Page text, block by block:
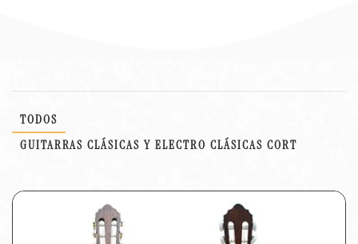
TODOS
GUITARRAS CLÁSICAS Y ELECTRO CLÁSICAS CORT